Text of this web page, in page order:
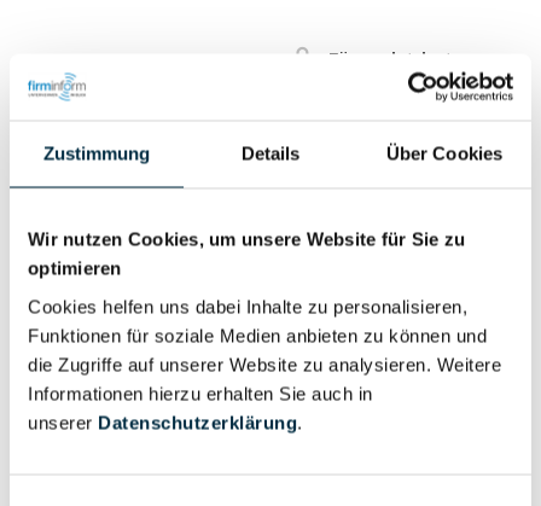
Zustimmung Details Über Cookies
Wir nutzen Cookies, um unsere Website für Sie zu
optimieren
Cookies helfen uns dabei Inhalte zu personalisieren,
Funktionen für soziale Medien anbieten zu können und
die Zugriffe auf unserer Website zu analysieren. Weitere
Informationen hierzu erhalten Sie auch in
unserer Datenschutzerklärung.
Geschäftsführer (1)
Für registrierte
Prokurist (1)
Wirtschaftlich
Berechtigter
Unternehmensprofil
anfragen